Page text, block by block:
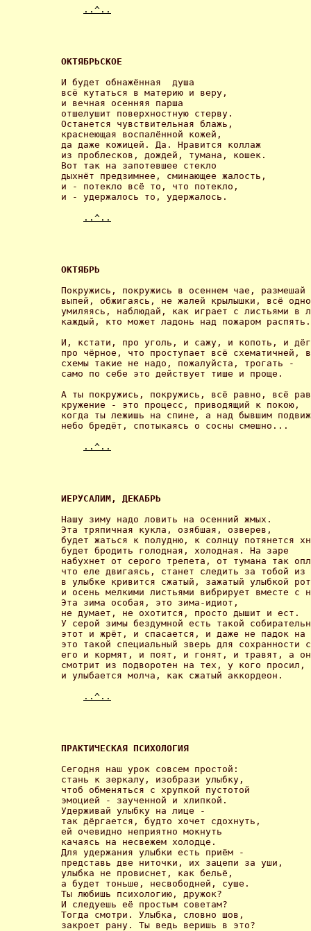
..^..
ОКТЯБРЬСКОЕ
И будет обнажённая  душа
всё кутаться в материю и веру,
и вечная осенняя парша
отшелушит поверхностную стерву.
Останется чувствительная блажь,
краснеющая воспалённой кожей,
да даже кожицей. Да. Нравится коллаж
из проблесков, дождей, тумана, кошек.
Вот так на запотевшее стекло
дыхнёт предзимнее, сминающее жалость,
и - потекло всё то, что потекло,
и - удержалось то, удержалось.
..^..
ОКТЯБРЬ
Покружись, покружись в осеннем чае, размешай
выпей, обжигаясь, не жалей крылышки, всё
умиляясь, наблюдай, как играет с листьями в
каждый, кто может ладонь над пожаром
И, кстати, про уголь, и сажу, и копоть, и
про чёрное, что проступает всё схематичней,
схемы такие не надо, пожалуйста, трогать -
само по себе это действует тише и проще.
А ты покружись, покружись, всё равно, всё
кружение - это процесс, приводящий к покою,
когда ты лежишь на спине, а над бывшим
небо бредёт, спотыкаясь о сосны смешно...
..^..
ИЕРУСАЛИМ, ДЕКАБРЬ
Нашу зиму надо ловить на осенний жмых.
Эта тряпичная кукла, озябшая, озверев,
будет жаться к полудню, к солнцу потянется
будет бродить голодная, холодная. На заре
набухнет от серого трепета, от тумана так
что еле двигаясь, станет следить за тобой из
в улыбке кривится сжатый, зажатый улыбкой
и осень мелкими листьями вибрирует вместе с
Эта зима особая, это зима-идиот,
не думает, не охотится, просто дышит и ест.
У серой зимы бездумной есть такой
этот и жрёт, и спасается, и даже не падок на
это такой специальный зверь для сохранности
его и кормят, и поят, и гонят, и травят, а он
смотрит из подворотен на тех, у кого просил,
и улыбается молча, как сжатый аккордеон.
..^..
ПРАКТИЧЕСКАЯ ПСИХОЛОГИЯ
Сегодня наш урок совсем простой:
стань к зеркалу, изобрази улыбку,
чтоб обменяться с хрупкой пустотой
эмоцией - заученной и хлипкой.
Удерживай улыбку на лице -
так дёргается, будто хочет сдохнуть,
ей очевидно неприятно мокнуть
качаясь на несвежем холодце.
Для удержания улыбки есть приём -
представь две ниточки, их зацепи за уши,
улыбка не провиснет, как бельё,
а будет тоньше, несвободней, суше.
Ты любишь психологию, дружок?
И следуешь её простым советам?
Тогда смотри. Улыбка, словно шов,
закроет рану. Ты ведь веришь в это?